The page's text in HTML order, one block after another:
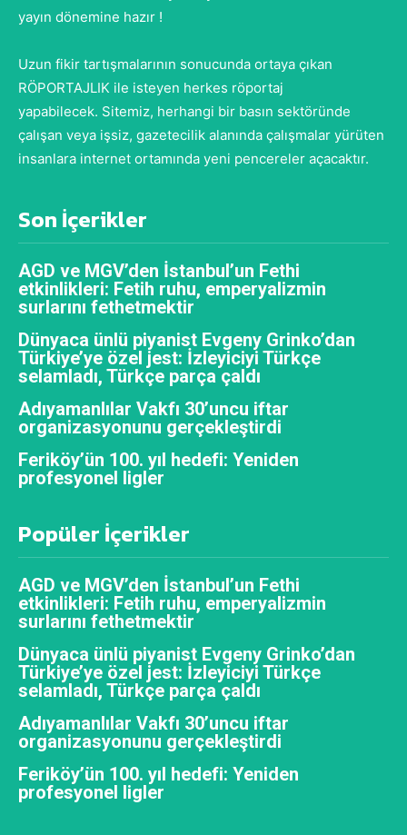
yayın dönemine hazır !
Uzun fikir tartışmalarının sonucunda ortaya çıkan
RÖPORTAJLIK ile isteyen herkes röportaj
yapabilecek. Sitemiz, herhangi bir basın sektöründe
çalışan veya işsiz, gazetecilik alanında çalışmalar yürüten
insanlara internet ortamında yeni pencereler açacaktır.
Son İçerikler
AGD ve MGV’den İstanbul’un Fethi
etkinlikleri: Fetih ruhu, emperyalizmin
surlarını fethetmektir
Dünyaca ünlü piyanist Evgeny Grinko’dan
Türkiye’ye özel jest: İzleyiciyi Türkçe
selamladı, Türkçe parça çaldı
Adıyamanlılar Vakfı 30’uncu iftar
organizasyonunu gerçekleştirdi
Feriköy’ün 100. yıl hedefi: Yeniden
profesyonel ligler
Popüler İçerikler
AGD ve MGV’den İstanbul’un Fethi
etkinlikleri: Fetih ruhu, emperyalizmin
surlarını fethetmektir
Dünyaca ünlü piyanist Evgeny Grinko’dan
Türkiye’ye özel jest: İzleyiciyi Türkçe
selamladı, Türkçe parça çaldı
Adıyamanlılar Vakfı 30’uncu iftar
organizasyonunu gerçekleştirdi
Feriköy’ün 100. yıl hedefi: Yeniden
profesyonel ligler